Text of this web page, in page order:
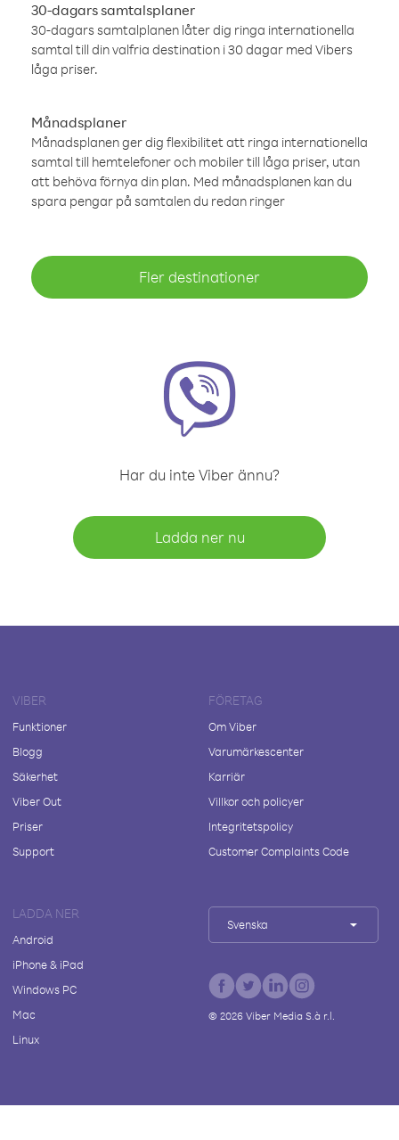
30-dagars samtalsplaner
30-dagars samtalplanen låter dig ringa internationella
samtal till din valfria destination i 30 dagar med Vibers
låga priser.
Månadsplaner
Månadsplanen ger dig flexibilitet att ringa internationella
samtal till hemtelefoner och mobiler till låga priser, utan
att behöva förnya din plan. Med månadsplanen kan du
spara pengar på samtalen du redan ringer
Fler destinationer
Har du inte Viber ännu?
Ladda ner nu
VIBER
Funktioner
Blogg
Säkerhet
Viber Out
Priser
Support
FÖRETAG
Om Viber
Varumärkescenter
Karriär
Villkor och policyer
Integritetspolicy
Customer Complaints Code
LADDA NER
Android
iPhone & iPad
Windows PC
Mac
Linux
Svenska
© 2026Viber Media S.à r.l.